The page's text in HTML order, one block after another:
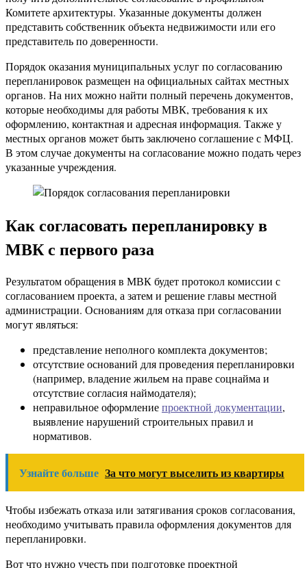
Комитете архитектуры. Указанные документы должен
представить собственник объекта недвижимости или его
представитель по доверенности.
Порядок оказания муниципальных услуг по согласованию
перепланировок размещен на официальных сайтах местных
органов. На них можно найти полный перечень документов,
которые необходимы для работы МВК, требования к их
оформлению, контактная и адресная информация. Также у
местных органов может быть заключено соглашение с МФЦ.
В этом случае документы на согласование можно подать через
указанные учреждения.
Как согласовать перепланировку в
МВК с первого раза
Результатом обращения в МВК будет протокол комиссии с
согласованием проекта, а затем и решение главы местной
администрации. Основаниям для отказа при согласовании
могут являться:
представление неполного комплекта документов;
отсутствие оснований для проведения перепланировки
(например, владение жильем на праве соцнайма и
отсутствие согласия наймодателя);
неправильное оформлениепроектной документации,
выявление нарушений строительных правил и
нормативов.
Узнайте больше За что могут выселить из квартиры
Чтобы избежать отказа или затягивания сроков согласования,
необходимо учитывать правила оформления документов для
перепланировки.
Вот что нужно учесть при подготовке проектной